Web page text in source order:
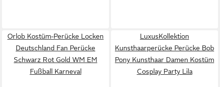
Orlob Kostüm-Perücke Locken
Deutschland Fan Perücke
Schwarz Rot Gold WM EM
Fußball Karneval
LuxusKollektion
Kunsthaarperücke Perücke Bob
Pony Kunsthaar Damen Kostüm
Cosplay Party Lila